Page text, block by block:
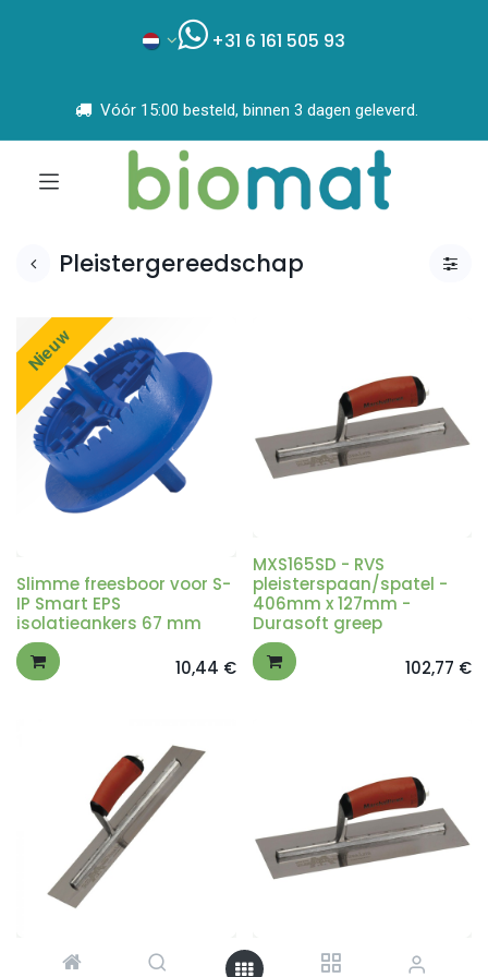
+31 6 161 505 93
Vóór 15:00 besteld, binnen 3 dagen geleverd.
Pleistergereedschap
Nieuw
Slimme freesboor voor S-
IP Smart EPS
isolatieankers 67 mm
10,44 €
MXS165SD - RVS
pleisterspaan/spatel -
406mm x 127mm -
Durasoft greep
102,77 €
MXS25SSD - RVS
MXS62SSD - RVS